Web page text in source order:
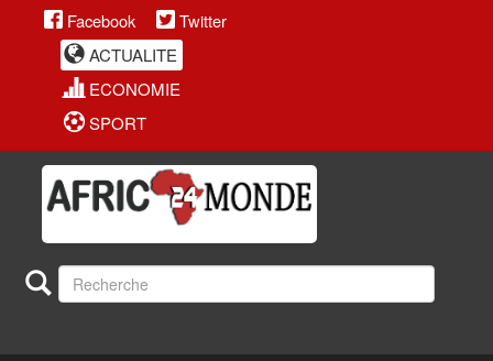
Facebook
Twitter
ACTUALITE
ECONOMIE
SPORT